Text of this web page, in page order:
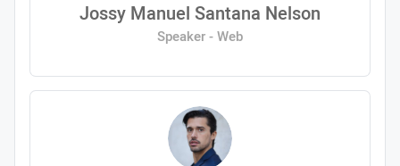
Jossy Manuel Santana Nelson
Speaker - Web